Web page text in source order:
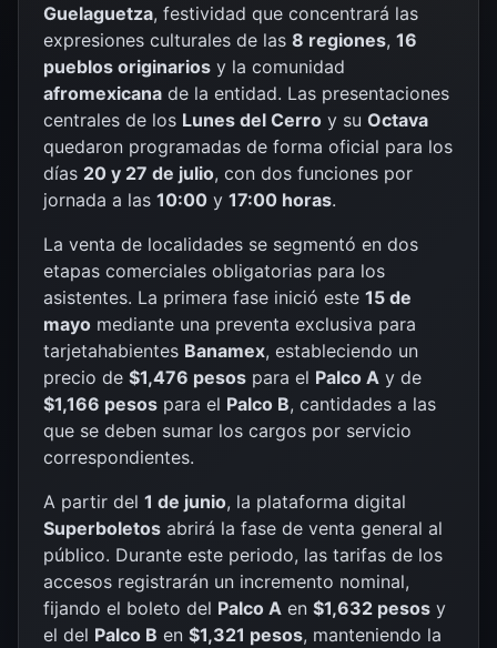
Guelaguetza, festividad que concentrará las
expresiones culturales de las 8 regiones, 16
pueblos originarios y la comunidad
afromexicana de la entidad. Las presentaciones
centrales de los Lunes del Cerro y su Octava
quedaron programadas de forma oficial para los
días 20 y 27 de julio, con dos funciones por
jornada a las 10:00 y 17:00 horas.
La venta de localidades se segmentó en dos
etapas comerciales obligatorias para los
asistentes. La primera fase inició este 15 de
mayo mediante una preventa exclusiva para
tarjetahabientes Banamex, estableciendo un
precio de $1,476 pesos para el Palco A y de
$1,166 pesos para el Palco B, cantidades a las
que se deben sumar los cargos por servicio
correspondientes.
A partir del 1 de junio, la plataforma digital
Superboletos abrirá la fase de venta general al
público. Durante este periodo, las tarifas de los
accesos registrarán un incremento nominal,
fijando el boleto del Palco A en $1,632 pesos y
el del Palco B en $1,321 pesos, manteniendo la